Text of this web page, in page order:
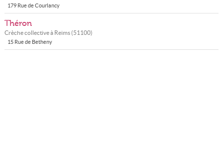
179 Rue de Courlancy
Théron
Crèche collective à Reims(51100)
15 Rue de Betheny